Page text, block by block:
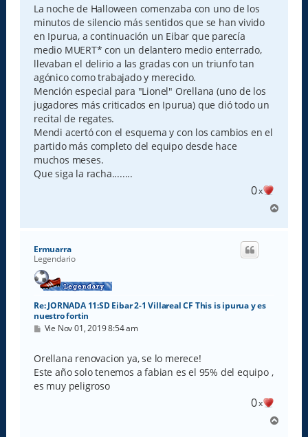
s
a
j
e
La noche de Halloween comenzaba con uno de los
minutos de silencio más sentidos que se han vivido
en Ipurua, a continuación un Eibar que parecía
medio MUERT* con un delantero medio enterrado,
llevaban el delirio a las gradas con un triunfo tan
agónico como trabajado y merecido.
Mención especial para "Lionel" Orellana (uno de los
jugadores más criticados en Ipurua) que dió todo un
recital de regates.
Mendi acertó con el esquema y con los cambios en el
partido más completo del equipo desde hace
muchos meses.
Que siga la racha........
0x
r
Ermuarra
Legendario
Re: JORNADA 11:SD Eibar 2-1 Villareal CF This is ipurua y es
nuestro fortin
M
s
a
j
e
Vie Nov 01, 2019 8:54 am
Orellana renovacion ya, se lo merece!
Este año solo tenemos a fabian es el 95% del equipo ,
es muy peligroso
0x